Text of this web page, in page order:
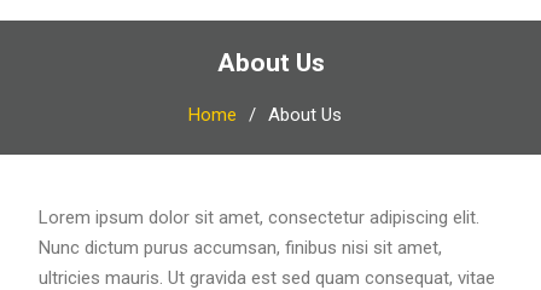
About Us
Home About Us
Lorem ipsum dolor sit amet, consectetur adipiscing elit.
Nunc dictum purus accumsan, finibus nisi sit amet,
ultricies mauris. Ut gravida est sed quam consequat, vitae